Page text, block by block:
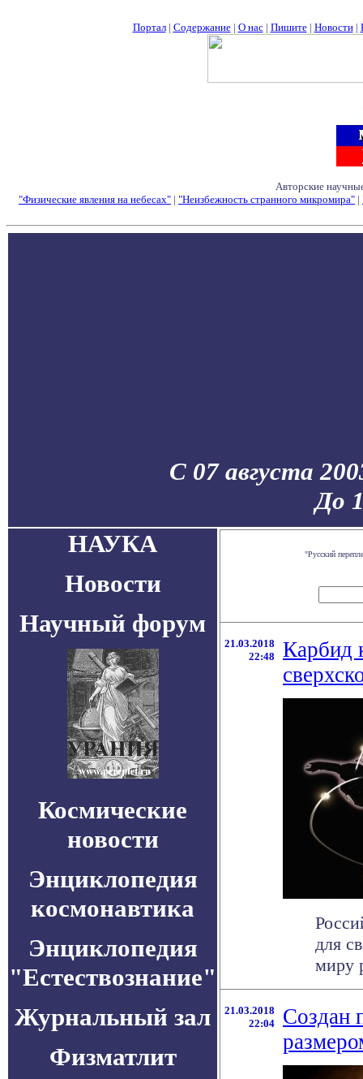
Портал| Содержание| О нас| Пишите| Новости|
Авторские
"Физические явления на небесах" | "Неизбежность странного микромира" |
С 07 августа
До
НАУКА
Новости
Научный форум
Космические
новости
Энциклопедия
космонавтика
Энциклопедия
"Естествознание"
Журнальный зал
Физматлит
"Русский
21.03.2018
22:48
Карбид
для
миру
21.03.2018
22:04
Создан